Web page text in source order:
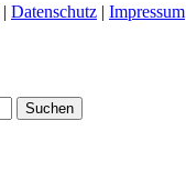
| Datenschutz | Impressum
Suchen